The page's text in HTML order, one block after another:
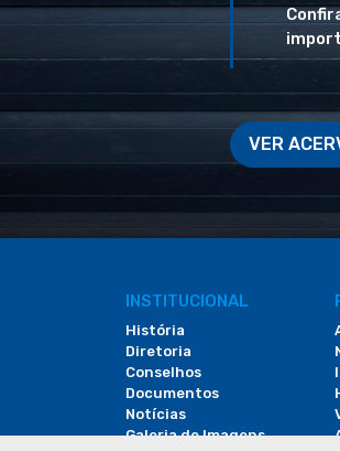
VER
INSTITUCIONAL
História
Diretoria
Conselhos
Documentos
Notícias
Galeria de Imagens